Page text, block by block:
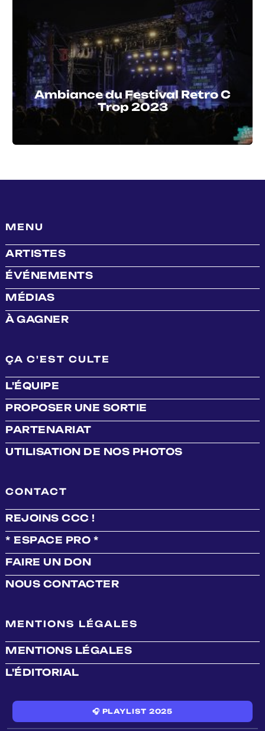
Ambiance du Festival Retro C
Trop 2023
MENU
ARTISTES
ÉVÉNEMENTS
MÉDIAS
À GAGNER
ÇA C'EST CULTE
L'ÉQUIPE
PROPOSER UNE SORTIE
PARTENARIAT
UTILISATION DE NOS PHOTOS
CONTACT
REJOINS CCC !
* ESPACE PRO *
FAIRE UN DON
NOUS CONTACTER
MENTIONS LÉGALES
MENTIONS LÉGALES
L'ÉDITORIAL
🎧 PLAYLIST 2025